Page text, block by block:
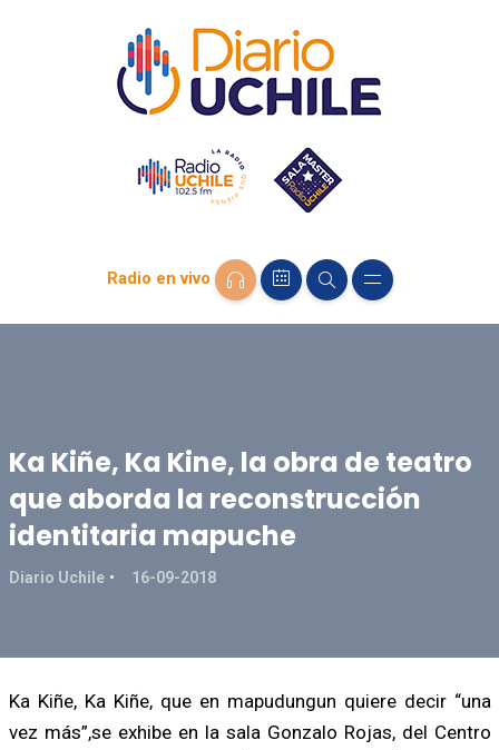
Radio en vivo
Ka Kiñe, Ka Kine, la obra de teatro
que aborda la reconstrucción
identitaria mapuche
Diario Uchile 16-09-2018
Ka Kiñe, Ka Kiñe, que en mapudungun quiere decir “una
vez más”,se exhibe en la sala Gonzalo Rojas, del Centro